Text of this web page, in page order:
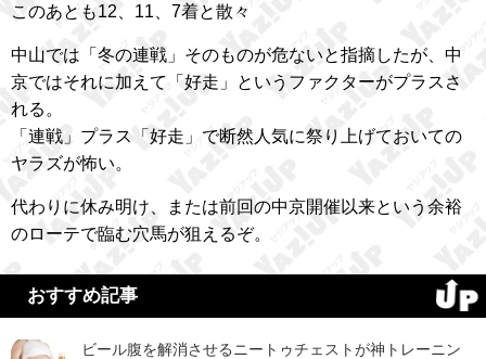
このあとも12、11、7着と散々
中山では「冬の連戦」そのものが危ないと指摘したが、中
京ではそれに加えて「好走」というファクターがプラスさ
れる。
「連戦」プラス「好走」で断然人気に祭り上げておいての
ヤラズが怖い。
代わりに休み明け、または前回の中京開催以来という余裕
のローテで臨む穴馬が狙えるぞ。
おすすめ記事
ビール腹を解消させるニートゥチェストが神トレーニン